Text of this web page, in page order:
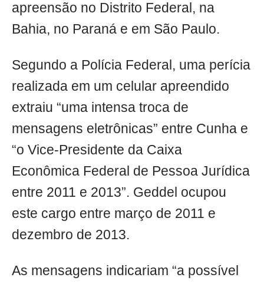
apreensão no Distrito Federal, na
Bahia, no Paraná e em São Paulo.
Segundo a Polícia Federal, uma perícia
realizada em um celular apreendido
extraiu “uma intensa troca de
mensagens eletrônicas” entre Cunha e
“o Vice-Presidente da Caixa
Econômica Federal de Pessoa Jurídica
entre 2011 e 2013”. Geddel ocupou
este cargo entre março de 2011 e
dezembro de 2013.
As mensagens indicariam “a possível